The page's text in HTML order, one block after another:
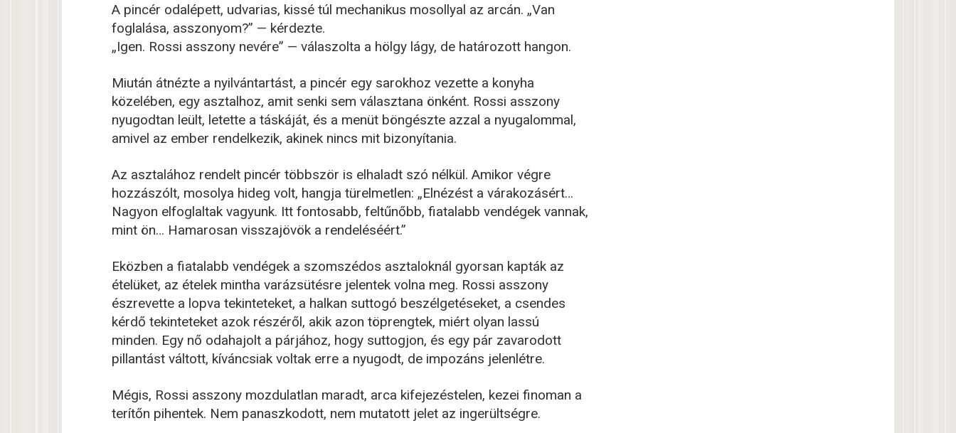
A pincér odalépett, udvarias, kissé túl mechanikus mosollyal az arcán. „Van
foglalása, asszonyom?” — kérdezte.
„Igen. Rossi asszony nevére” — válaszolta a hölgy lágy, de határozott hangon.
Miután átnézte a nyilvántartást, a pincér egy sarokhoz vezette a konyha
közelében, egy asztalhoz, amit senki sem választana önként. Rossi asszony
nyugodtan leült, letette a táskáját, és a menüt böngészte azzal a nyugalommal,
amivel az ember rendelkezik, akinek nincs mit bizonyítania.
Az asztalához rendelt pincér többször is elhaladt szó nélkül. Amikor végre
hozzászólt, mosolya hideg volt, hangja türelmetlen: „Elnézést a várakozásért…
Nagyon elfoglaltak vagyunk. Itt fontosabb, feltűnőbb, fiatalabb vendégek vannak,
mint ön… Hamarosan visszajövök a rendeléséért.”
Eközben a fiatalabb vendégek a szomszédos asztaloknál gyorsan kapták az
ételüket, az ételek mintha varázsütésre jelentek volna meg. Rossi asszony
észrevette a lopva tekinteteket, a halkan suttogó beszélgetéseket, a csendes
kérdő tekinteteket azok részéről, akik azon töprengtek, miért olyan lassú
minden. Egy nő odahajolt a párjához, hogy suttogjon, és egy pár zavarodott
pillantást váltott, kíváncsiak voltak erre a nyugodt, de impozáns jelenlétre.
Mégis, Rossi asszony mozdulatlan maradt, arca kifejezéstelen, kezei finoman a
terítőn pihentek. Nem panaszkodott, nem mutatott jelet az ingerültségre.